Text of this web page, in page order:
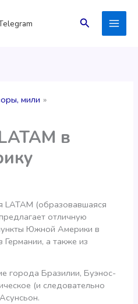
Поиск
мили
в
(образовавшаяся
отличную
Южной Америки в
Германии, а также из
города Бразилии, Буэнос-
(и следовательно